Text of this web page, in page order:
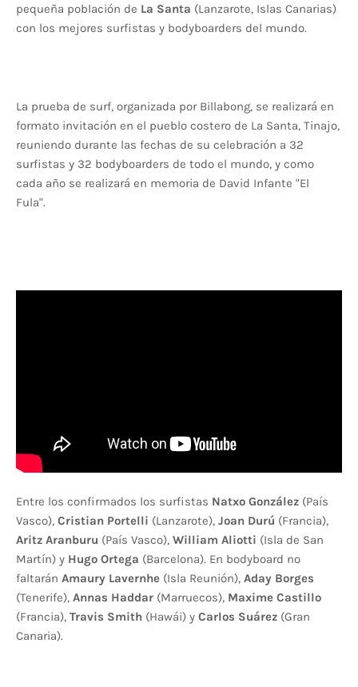
pequeña población de La Santa (Lanzarote, Islas Canarias)
con los mejores surfistas y bodyboarders del mundo.
La prueba de surf, organizada por Billabong, se realizará en
formato invitación en el pueblo costero de La Santa, Tinajo,
reuniendo durante las fechas de su celebración a 32
surfistas y 32 bodyboarders de todo el mundo, y como
cada año se realizará en memoria de David Infante "El
Fula".
Entre los confirmados los surfistas Natxo González (País
Vasco), Cristian Portelli (Lanzarote), Joan Durú (Francia),
Aritz Aranburu (País Vasco), William Aliotti (Isla de San
Martín) y Hugo Ortega (Barcelona). En bodyboard no
faltarán Amaury Lavernhe (Isla Reunión), Aday Borges
(Tenerife), Annas Haddar (Marruecos), Maxime Castillo
(Francia), Travis Smith (Hawái) y Carlos Suárez (Gran
Canaria).